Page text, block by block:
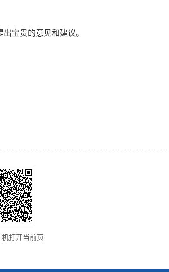
宝贵的意见和建议。
打开当前页